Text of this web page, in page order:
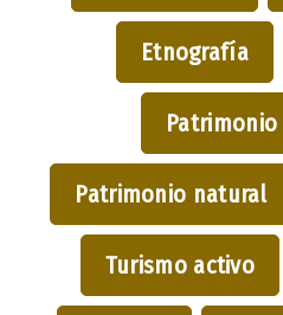
Etnografía
Patrimonio natural
Turismo activo